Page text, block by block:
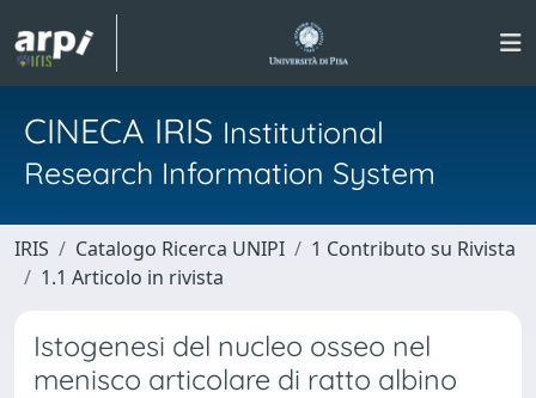
CINECA IRIS Institutional
Research Information System
IRIS Catalogo Ricerca UNIPI
1 Contributo su Rivista
1.1 Articolo in rivista
Istogenesi del nucleo osseo nel
menisco articolare di ratto albino